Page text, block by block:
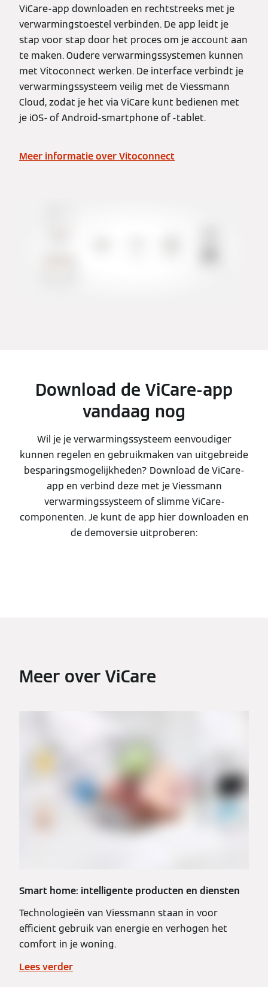
ViCare-app downloaden en rechtstreeks met je
verwarmingstoestel verbinden. De app leidt je
stap voor stap door het proces om je account aan
te maken. Oudere verwarmingssystemen kunnen
met Vitoconnect werken. De interface verbindt je
verwarmingssysteem veilig met de Viessmann
Cloud, zodat je het via ViCare kunt bedienen met
je iOS- of Android-smartphone of -tablet.
Meer informatie over Vitoconnect
Download de ViCare-app
vandaag nog
Wil je je verwarmingssysteem eenvoudiger
kunnen regelen en gebruikmaken van uitgebreide
besparingsmogelijkheden? Download de ViCare-
app en verbind deze met je Viessmann
verwarmingssysteem of slimme ViCare-
componenten. Je kunt de app hier downloaden en
de demoversie uitproberen:
Meer over ViCare
Smart home: intelligente producten en diensten
Technologieën van Viessmann staan in voor
efficient gebruik van energie en verhogen het
comfort in je woning.
Lees verder